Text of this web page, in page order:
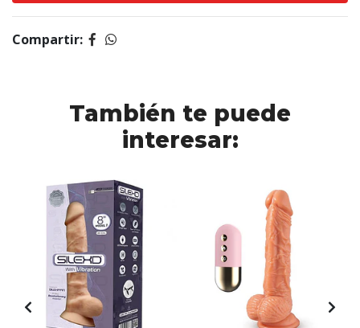
Compartir:
También te puede
interesar: